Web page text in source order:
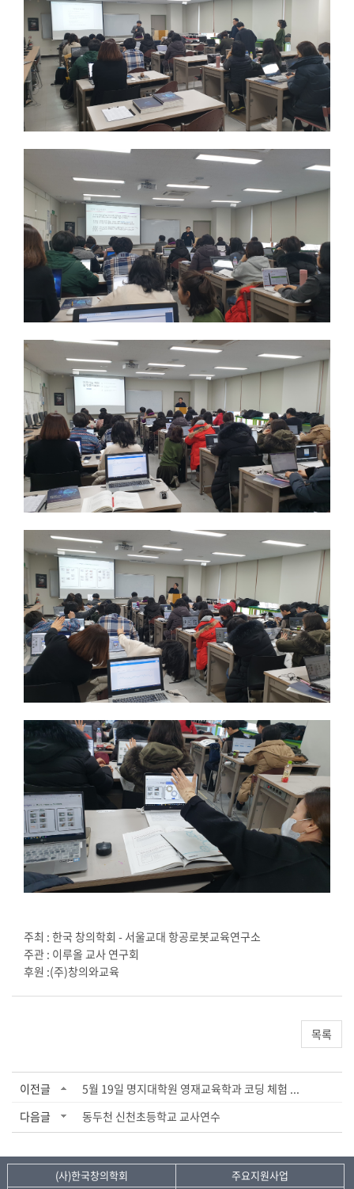
주최 : 한국 창의학회 - 서울교대 항공로봇교육연구소
주관 : 이루올 교사 연구회
후원 :(주)창의와교육
목록
이전글
5월 19일 명지대학원 영재교육학과 코딩 체험 ...
다음글
동두천 신천초등학교 교사연수
(사)한국창의학회 주요지원사업